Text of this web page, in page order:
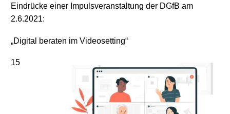
Eindrücke einer Impulsveranstaltung der DGfB am
2.6.2021:
„Digital beraten im Videosetting“
15